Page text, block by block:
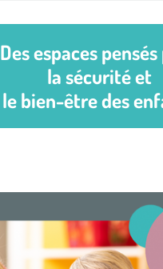
Des espaces
la sécurité et
le bien-être des